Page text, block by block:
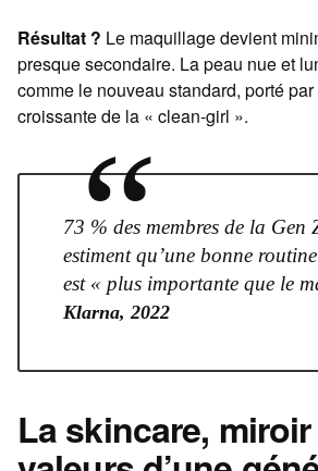
Résultat ? Le maquillage devient
presque secondaire. La peau nue et
comme le nouveau standard, porté
croissante de la « clean-girl ».
“
73 % des membres de la Gen
estiment qu’une bonne
est « plus importante que le
Klarna, 2022
La skincare,